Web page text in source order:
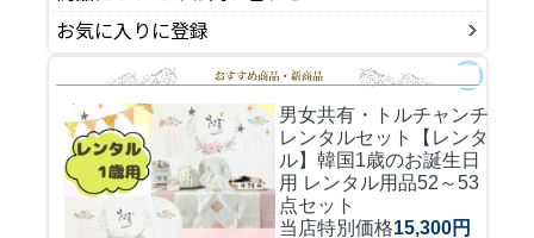
お気に入りに登録
男女共有・トルチャンチ
レンタルセット
【レンタ
ル】韓国1歳のお誕生日
用 レンタル用品52～53
点セット
当店特別価格15,300円